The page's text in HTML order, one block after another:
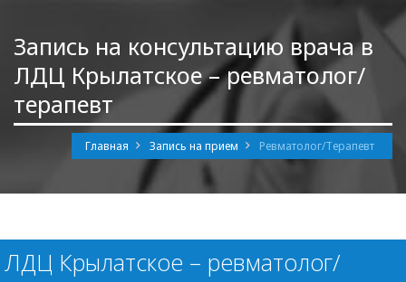
Запись на консультацию врача в
ЛДЦ Крылатское – ревматолог/
терапевт
Главная Запись на прием Ревматолог/Терапевт
ЛДЦ Крылатское – ревматолог/